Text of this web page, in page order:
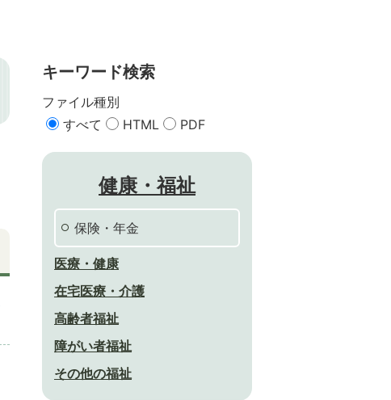
キーワード検索
ファイル種別
すべて
HTML PDF
健康・福祉
保険・年金
医療・健康
在宅医療・介護
高齢者福祉
障がい者福祉
その他の福祉